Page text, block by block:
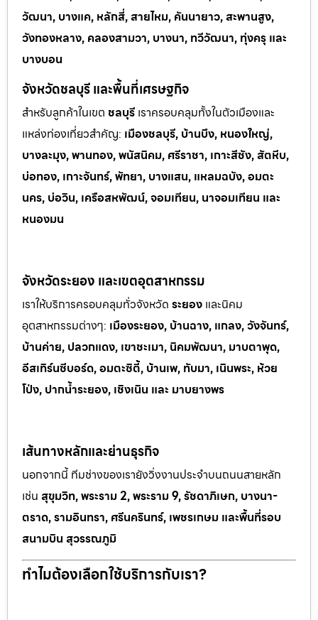
วัฒนา, บางแค, หลักสี่, สายไหม, คันนายาว, สะพานสูง,
วังทองหลาง, คลองสามวา, บางนา, ทวีวัฒนา, ทุ่งครุ และ
บางบอน
จังหวัดชลบุรี และพื้นที่เศรษฐกิจ
สำหรับลูกค้าในเขต ชลบุรี เราครอบคลุมทั้งในตัวเมืองและ
แหล่งท่องเที่ยวสำคัญ: เมืองชลบุรี, บ้านบึง, หนองใหญ่,
บางละมุง, พานทอง, พนัสนิคม, ศรีราชา, เกาะสีชัง, สัตหีบ,
บ่อทอง, เกาะจันทร์, พัทยา, บางแสน, แหลมฉบัง, อมตะ
นคร, บ่อวิน, เครือสหพัฒน์, จอมเทียน, นาจอมเทียน และ
หนองมน
จังหวัดระยอง และเขตอุตสาหกรรม
เราให้บริการครอบคลุมทั่วจังหวัด ระยอง และนิคม
อุตสาหกรรมต่างๆ: เมืองระยอง, บ้านฉาง, แกลง, วังจันทร์,
บ้านค่าย, ปลวกแดง, เขาชะเมา, นิคมพัฒนา, มาบตาพุด,
อีสเทิร์นซีบอร์ด, อมตะซิตี้, บ้านเพ, ทับมา, เนินพระ, ห้วย
โป่ง, ปากน้ำระยอง, เชิงเนิน และ มาบยางพร
เส้นทางหลักและย่านธุรกิจ
นอกจากนี้ ทีมช่างของเรายังวิ่งงานประจำบนถนนสายหลัก
เช่น สุขุมวิท, พระราม 2, พระราม 9, รัชดาภิเษก, บางนา-
ตราด, รามอินทรา, ศรีนครินทร์, เพชรเกษม และพื้นที่รอบ
สนามบิน สุวรรณภูมิ
ทำไมต้องเลือกใช้บริการกับเรา?